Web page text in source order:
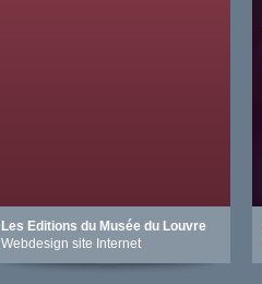
Les Editions du Musée du Louvre
Webdesign site Internet